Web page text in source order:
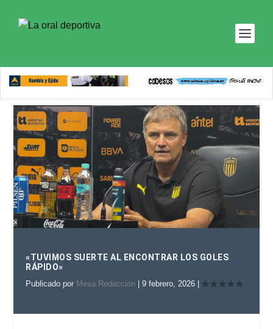
«TUVIMOS SUERTE AL ENCONTRAR LOS GOLES
RÁPIDO»
Publicado por Mesa Redaccion |9 febrero, 2026 |